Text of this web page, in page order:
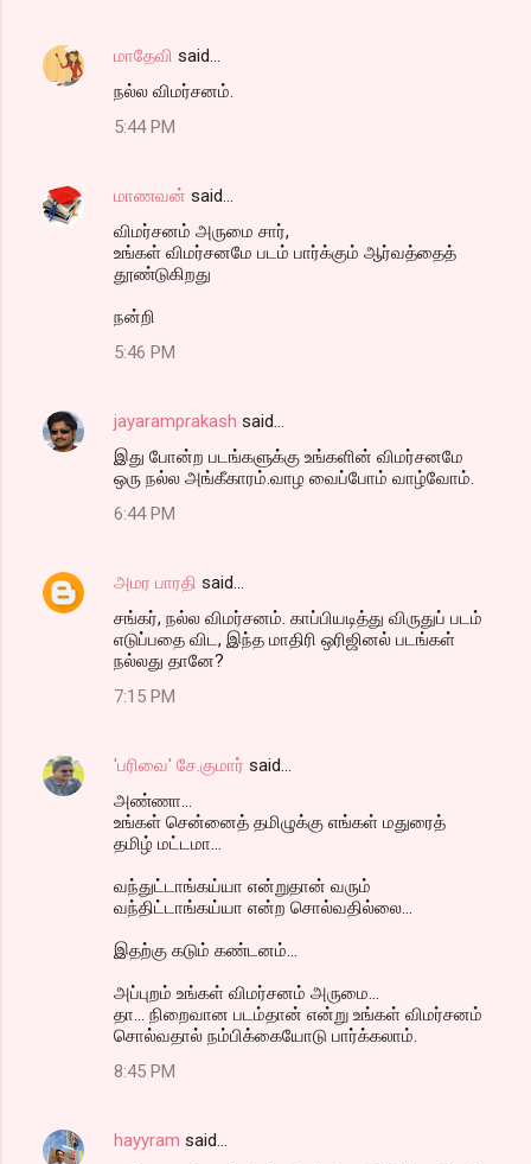
மாதேவி said…
நல்ல விமர்சனம்.
5:44 PM
மாணவன் said…
விமர்சனம் அருமை சார்,
உங்கள் விமர்சனமே படம் பார்க்கும் ஆர்வத்தைத்
தூண்டுகிறது
நன்றி
5:46 PM
jayaramprakash said…
இது போன்ற படங்களுக்கு உங்களின் விமர்சனமே
ஒரு நல்ல அங்கீகாரம்.வாழ வைப்போம் வாழ்வோம்.
6:44 PM
அமர பாரதி said…
சங்கர், நல்ல விமர்சனம். காப்பியடித்து விருதுப் படம்
எடுப்பதை விட, இந்த மாதிரி ஒரிஜினல் படங்கள்
நல்லது தானே?
7:15 PM
'பரிவை' சே.குமார் said…
அண்ணா...
உங்கள் சென்னைத் தமிழுக்கு எங்கள் மதுரைத்
தமிழ் மட்டமா...
வந்துட்டாங்கய்யா என்றுதான் வரும்
வந்திட்டாங்கய்யா என்ற சொல்வதில்லை...
இதற்கு கடும் கண்டனம்...
அப்புறம் உங்கள் விமர்சனம் அருமை...
தா... நிறைவான படம்தான் என்று உங்கள் விமர்சனம்
சொல்வதால் நம்பிக்கையோடு பார்க்கலாம்.
8:45 PM
hayyram said…